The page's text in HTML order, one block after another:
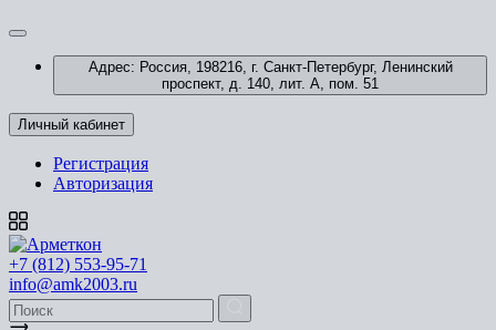
Адрес: Россия, 198216, г. Санкт-Петербург, Ленинский
проспект, д. 140, лит. А, пом. 51
Личный кабинет
Регистрация
Авторизация
+7 (812) 553-95-71
info@amk2003.ru